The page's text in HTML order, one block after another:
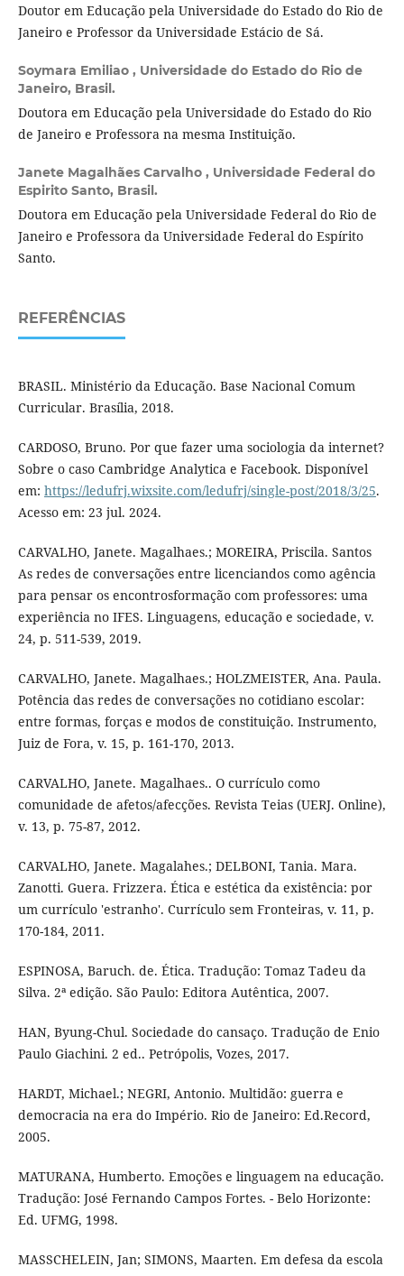
Doutor em Educação pela Universidade do Estado do Rio de
Janeiro e Professor da Universidade Estácio de Sá.
Soymara Emiliao , Universidade do Estado do Rio de
Janeiro, Brasil.
Doutora em Educação pela Universidade do Estado do Rio
de Janeiro e Professora na mesma Instituição.
Janete Magalhães Carvalho , Universidade Federal do
Espirito Santo, Brasil.
Doutora em Educação pela Universidade Federal do Rio de
Janeiro e Professora da Universidade Federal do Espírito
Santo.
REFERÊNCIAS
BRASIL. Ministério da Educação. Base Nacional Comum
Curricular. Brasília, 2018.
CARDOSO, Bruno. Por que fazer uma sociologia da internet?
Sobre o caso Cambridge Analytica e Facebook. Disponível
em: https://ledufrj.wixsite.com/ledufrj/single-post/2018/3/25.
Acesso em: 23 jul. 2024.
CARVALHO, Janete. Magalhaes.; MOREIRA, Priscila. Santos
As redes de conversações entre licenciandos como agência
para pensar os encontrosformação com professores: uma
experiência no IFES. Linguagens, educação e sociedade, v.
24, p. 511-539, 2019.
CARVALHO, Janete. Magalhaes.; HOLZMEISTER, Ana. Paula.
Potência das redes de conversações no cotidiano escolar:
entre formas, forças e modos de constituição. Instrumento,
Juiz de Fora, v. 15, p. 161-170, 2013.
CARVALHO, Janete. Magalhaes.. O currículo como
comunidade de afetos/afecções. Revista Teias (UERJ. Online),
v. 13, p. 75-87, 2012.
CARVALHO, Janete. Magalahes.; DELBONI, Tania. Mara.
Zanotti. Guera. Frizzera. Ética e estética da existência: por
um currículo 'estranho'. Currículo sem Fronteiras, v. 11, p.
170-184, 2011.
ESPINOSA, Baruch. de. Ética. Tradução: Tomaz Tadeu da
Silva. 2ª edição. São Paulo: Editora Autêntica, 2007.
HAN, Byung-Chul. Sociedade do cansaço. Tradução de Enio
Paulo Giachini. 2 ed.. Petrópolis, Vozes, 2017.
HARDT, Michael.; NEGRI, Antonio. Multidão: guerra e
democracia na era do Império. Rio de Janeiro: Ed.Record,
2005.
MATURANA, Humberto. Emoções e linguagem na educação.
Tradução: José Fernando Campos Fortes. - Belo Horizonte:
Ed. UFMG, 1998.
MASSCHELEIN, Jan; SIMONS, Maarten. Em defesa da escola